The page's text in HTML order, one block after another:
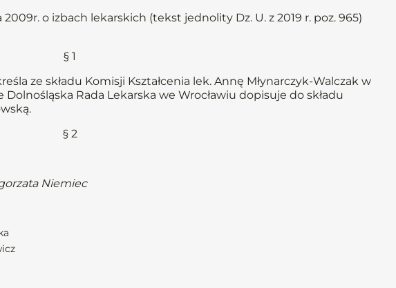
o izbach lekarskich (tekst jednolity Dz. U. z 2019 r. poz. 965)
§ 1
ze składu Komisji Kształcenia lek. Annę Młynarczyk-Walczak w
Rada Lekarska we Wrocławiu dopisuje do składu
§ 2
Niemiec